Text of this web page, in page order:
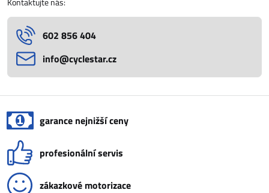
602 856 404
info​@cyclestar​.cz
garance nejnižší ceny
profesionální servis
zákazkové motorizace